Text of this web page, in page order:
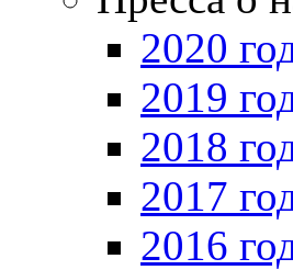
2020
2019
2018
2017
2016